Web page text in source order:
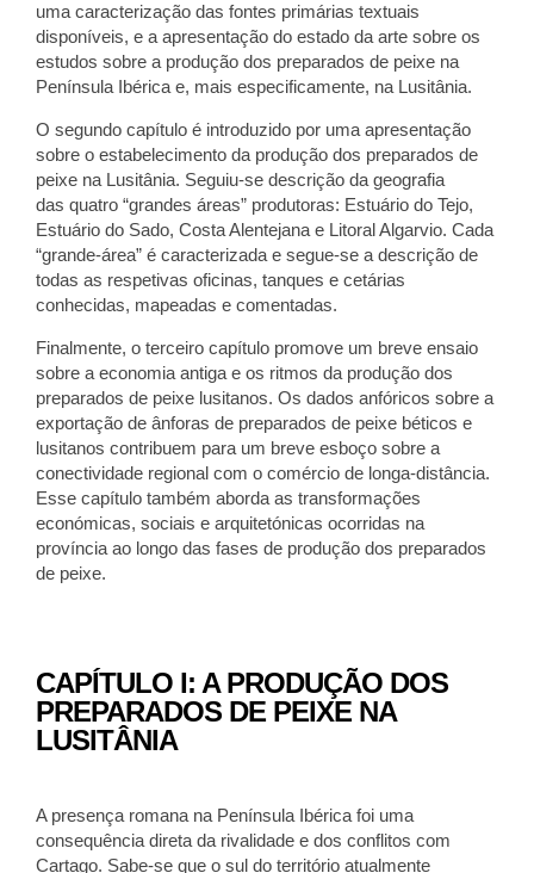
uma caracterização das fontes primárias textuais
disponíveis, e a apresentação do estado da arte sobre os
estudos sobre a produção dos preparados de peixe na
Península Ibérica e, mais especificamente, na Lusitânia.
O segundo capítulo é introduzido por uma apresentação
sobre o estabelecimento da produção dos preparados de
peixe na Lusitânia. Seguiu-se descrição da geografia
das quatro “grandes áreas” produtoras: Estuário do Tejo,
Estuário do Sado, Costa Alentejana e Litoral Algarvio. Cada
“grande-área” é caracterizada e segue-se a descrição de
todas as respetivas oficinas, tanques e cetárias
conhecidas, mapeadas e comentadas.
Finalmente, o terceiro capítulo promove um breve ensaio
sobre a economia antiga e os ritmos da produção dos
preparados de peixe lusitanos. Os dados anfóricos sobre a
exportação de ânforas de preparados de peixe béticos e
lusitanos contribuem para um breve esboço sobre a
conectividade regional com o comércio de longa-distância.
Esse capítulo também aborda as transformações
económicas, sociais e arquitetónicas ocorridas na
província ao longo das fases de produção dos preparados
de peixe.
CAPÍTULO I: A PRODUÇÃO DOS
PREPARADOS DE PEIXE NA
LUSITÂNIA
A presença romana na Península Ibérica foi uma
consequência direta da rivalidade e dos conflitos com
Cartago. Sabe-se que o sul do território atualmente